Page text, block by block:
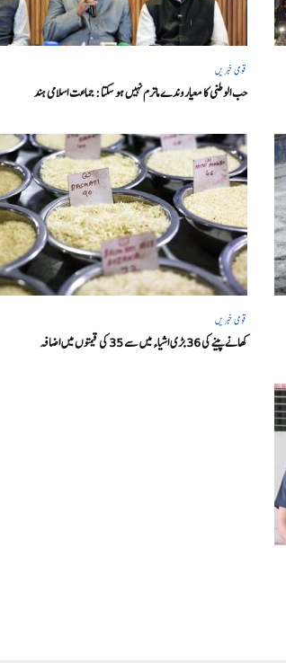
قومی خبریں
حب الوطنی کا معیار وندے ماترم نہیں ہو سکتا : جماعت اسلامی ہند
قومی خبریں
کھانے پینے کی 36 بڑی اشیاء میں سے 35 کی قیمتوں میں اضافہ